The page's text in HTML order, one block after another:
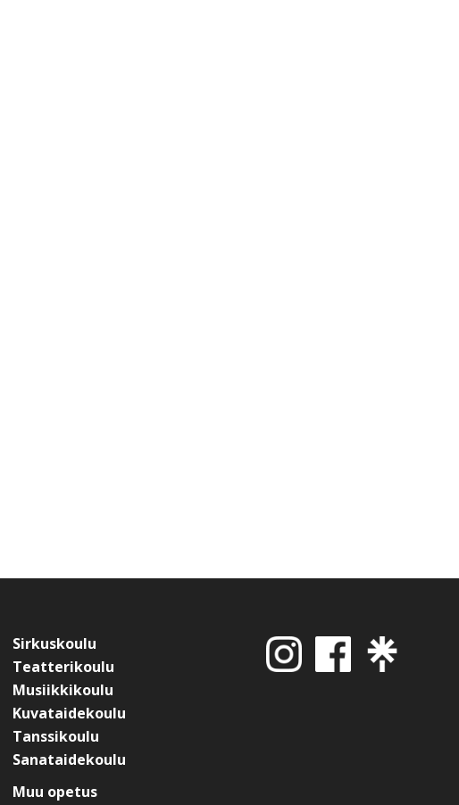
Sirkuskoulu
Teatterikoulu
Musiikkikoulu
Kuvataidekoulu
Tanssikoulu
Sanataidekoulu
Muu opetus